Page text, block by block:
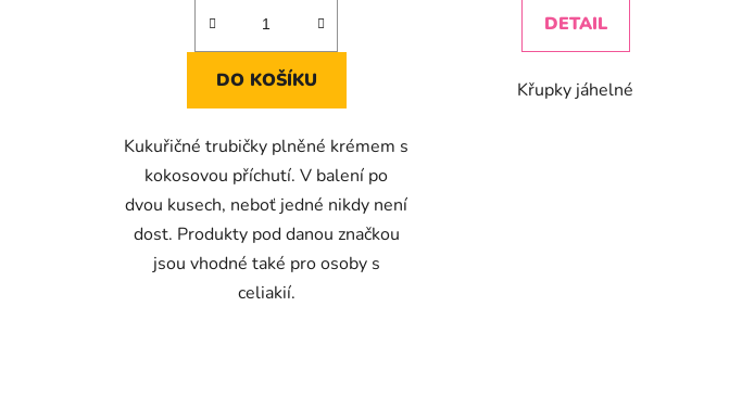
z
hvězdiček.
DO KOŠÍKU
Kukuřičné trubičky plněné krémem s
kokosovou příchutí. V balení po
dvou kusech, neboť jedné nikdy není
dost. Produkty pod danou značkou
jsou vhodné také pro osoby s
celiakií.
DETAIL
Křupky jáhelné